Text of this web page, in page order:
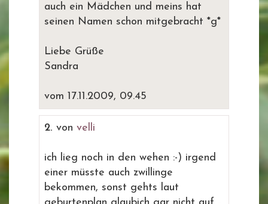
auch ein Mädchen und meins hat
seinen Namen schon mitgebracht *g*
Liebe Grüße
Sandra
vom 17.11.2009, 09.45
2. von velli
ich lieg noch in den wehen :-) irgend
einer müsste auch zwillinge
bekommen, sonst gehts laut